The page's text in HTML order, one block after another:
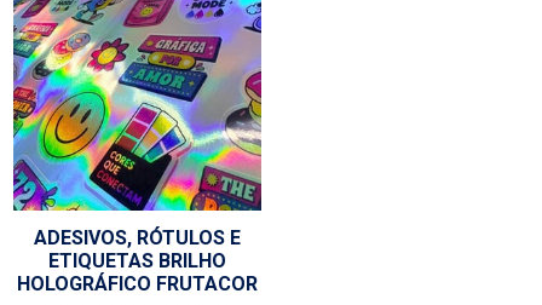
ADESIVOS, RÓTULOS E
ETIQUETAS BRILHO
HOLOGRÁFICO FRUTACOR